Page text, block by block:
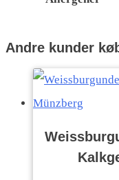
Andre kunder